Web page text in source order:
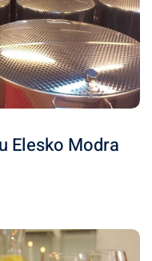
Elesko Modra